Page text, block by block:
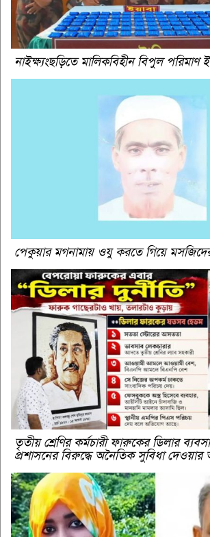
নাইক্ষ্যংছড়িতে মালিকবিহীন বিপুল পরিমাণ
পেকুয়ার মগনামায় ওযু করতে গিয়ে
তৃতীয় শ্রেণির কর্মচারী ফারুকের ডিলার
প্রশাসনের বিরুদ্ধে অনৈতিক সুবিধা